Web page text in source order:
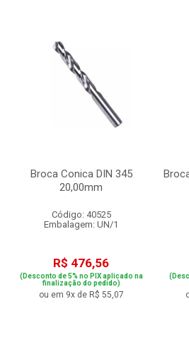
Broca Conica DIN 345
20,00mm
Código: 40525
Embalagem: UN/1
R$ 476,56
(Desconto de 5% no PIX aplicado na
finalização do pedido)
ou em 9x de R$ 55,07